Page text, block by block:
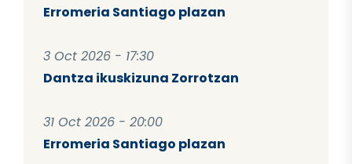
Erromeria Santiago plazan
3 Oct 2026 - 17:30
Dantza ikuskizuna Zorrotzan
31 Oct 2026 - 20:00
Erromeria Santiago plazan